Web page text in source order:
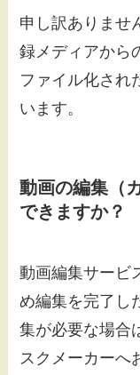
申し訳ありませ
録メディアから
ファイル化され
います。
動画の編集（
できますか？
動画編集サービ
め編集を完了し
集が必要な場合
スクメーカーへ